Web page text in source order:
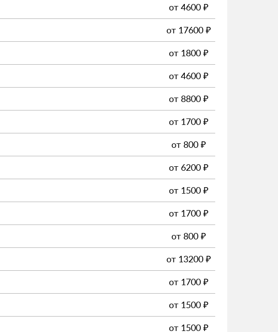
от 4600 ₽
от 17600 ₽
от 1800 ₽
от 4600 ₽
от 8800 ₽
от 1700 ₽
от 800 ₽
от 6200 ₽
от 1500 ₽
от 1700 ₽
от 800 ₽
от 13200 ₽
от 1700 ₽
от 1500 ₽
от 1500 ₽